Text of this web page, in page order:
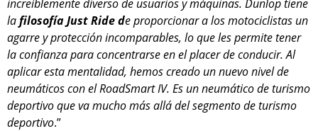
increíblemente diverso de usuarios y máquinas. Dunlop tiene
lafilosofía Just Ride de proporcionar a los motociclistas un
agarre y protección incomparables, lo que les permite tener
la confianza para concentrarse en el placer de conducir. Al
aplicar esta mentalidad, hemos creado un nuevo nivel de
neumáticos con el RoadSmart IV. Es un neumático de turismo
deportivo que va mucho más allá del segmento de turismo
deportivo.”